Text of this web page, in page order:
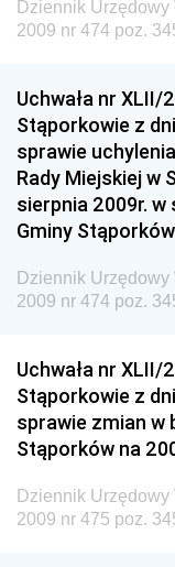
Gospodarki
Dziennik
Chemicznego i
Dziennik
Gospodarki
Społecznej
Dziennik
Dziennik
Budownictwa
Dziennik
Dziennik
Dziennik
2009 nr 474 poz.
Uchwała nr
Stąporkowie z
sprawie
Rady Miejskiej w
sierpnia 2009r.
Gminy
Dziennik
2009 nr 474 poz.
Uchwała nr
Stąporkowie z
sprawie zmian w
Stąporków na
Dziennik
2009 nr 475 poz.